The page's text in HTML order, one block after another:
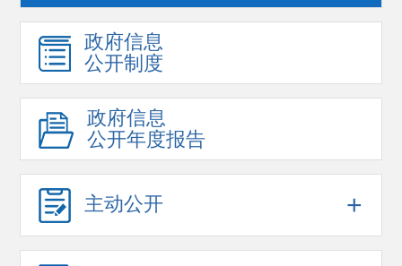
政府信息
公开制度
政府信息
公开年度报告
主动公开 +